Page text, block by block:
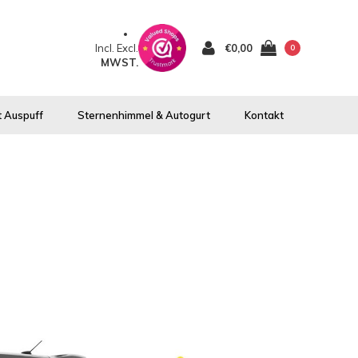
Incl. Excl.
MWST.
€0,00 0
Auspuff Sternenhimmel & Autogurt Kontakt